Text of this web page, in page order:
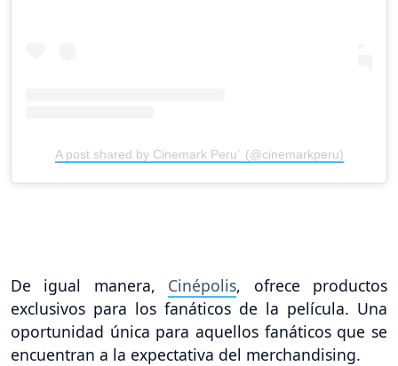
A post shared by Cinemark Peru´ (@cinemarkperu)
De igual manera, Cinépolis, ofrece productos
exclusivos para los fanáticos de la película. Una
oportunidad única para aquellos fanáticos que se
encuentran a la expectativa del merchandising.